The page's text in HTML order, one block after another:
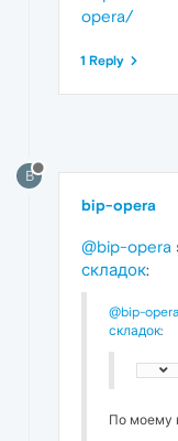
opera/
1 Reply
B
bip-opera
@bip-opera
складок:
@bip-opera
складок:
По моему